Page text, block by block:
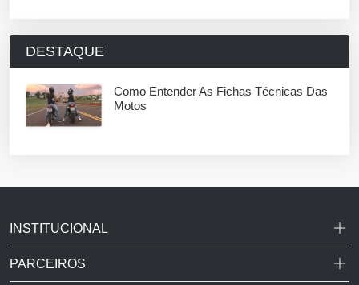
DESTAQUE
Como Entender As Fichas Técnicas Das
Motos
INSTITUCIONAL
PARCEIROS